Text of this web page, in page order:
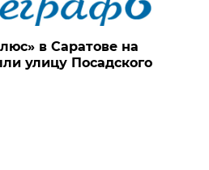
в Саратове на
улицу Посадского